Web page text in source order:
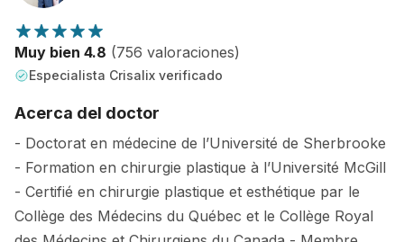
Muy bien 4.8 (756 valoraciones)
Especialista Crisalix verificado
Acerca del doctor
- Doctorat en médecine de l’Université de Sherbrooke
- Formation en chirurgie plastique à l’Université McGill
- Certifié en chirurgie plastique et esthétique par le
Collège des Médecins du Québec et le Collège Royal